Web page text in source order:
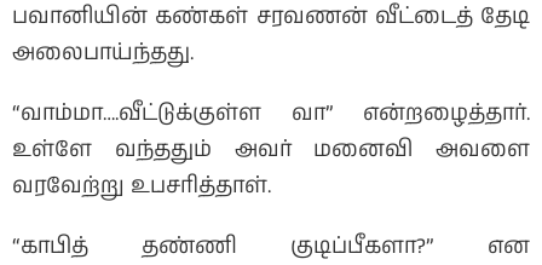
பவானியின் கண்கள் சரவணன் வீட்டைத் தேடி
அலைபாய்ந்தது.
“வாம்மா….வீட்டுக்குள்ள வா” என்றழைத்தார்.
உள்ளே வந்ததும் அவர் மனைவி அவளை
வரவேற்று உபசரித்தாள்.
“காபித் தண்ணி குடிப்பீகளா?” என